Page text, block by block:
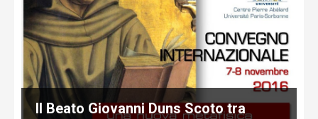
Il Beato Giovanni Duns Scoto tra